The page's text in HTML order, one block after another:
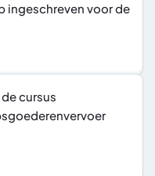
ingeschreven voor de
cursus